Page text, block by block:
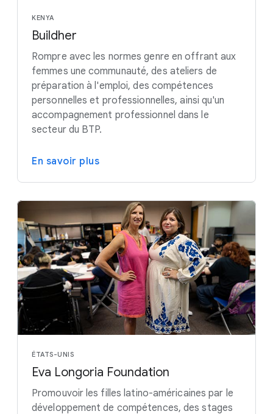
KENYA
Buildher
Rompre avec les normes genre en offrant aux
femmes une communauté, des ateliers de
préparation à l'emploi, des compétences
personnelles et professionnelles, ainsi qu'un
accompagnement professionnel dans le
secteur du BTP.
En savoir plus
ÉTATS-UNIS
Eva Longoria Foundation
Promouvoir les filles latino-américaines par le
développement de compétences, des stages